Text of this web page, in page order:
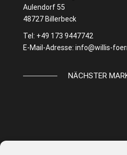
Aulendorf 55
48727 Billerbeck
Tel: +49 173 9447742
E-Mail-Adresse: info@willis-
NÄCHSTER